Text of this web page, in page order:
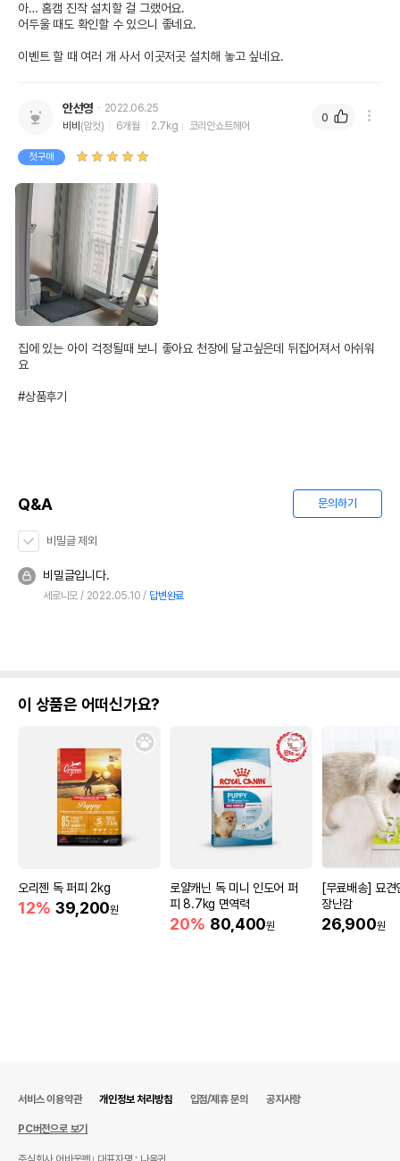
아… 홈캠 진작 설치할 걸 그랬어요.
어두울 때도 확인할 수 있으니 좋네요.
안선영
2022.06.25
비비 (암컷) 6개월 2.7kg 코리안쇼트헤어
첫구매
집에 있는 아이 걱정될때 보니 좋아요 천장에 달고싶은데 뒤집어져서 아쉬워
요
#상품후기
0
Q&A 문의하기
비밀글 제외
비밀글입니다.
세로니모 2022.05.10 답변완료
이 상품은 어떠신가요?
오리젠 독 퍼피 2kg
12% 39,200원
로얄캐닌 독 미니 인도어 퍼
피 8.7kg 면역력
20% 80,400원
[무료배송] 묘견
장난감
26,900원
서비스 이용약관 개인정보 처리방침 입점/제휴 문의 공지사항
PC버전으로 보기